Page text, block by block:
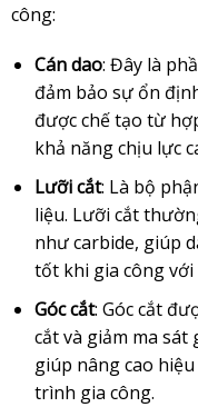
công:
Cán dao: Đây là
đảm bảo sự ổn
được chế tạo từ
khả năng chịu lực
Lưỡi cắt: Là bộ
liệu. Lưỡi cắt
như carbide, giúp
tốt khi gia công với
Góc cắt: Góc cắt
cắt và giảm ma
giúp nâng cao
trình gia công.